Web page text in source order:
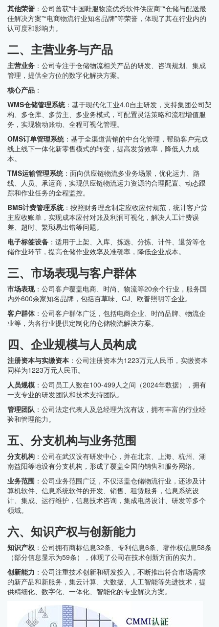
其他荣誉 ：公司曾获“中国鞋服物流优秀软件供应商”“仓储与配送最
佳解决方案”“电商物流行业知名品牌”等荣誉，体现了其在行业内的
认可度和影响力。
二、主营业务与产品
主营业务 ：公司专注于仓储物流相关产品的研发、咨询规划、集成
管理，提供全方位的数字化解决方案。
核心产品 ：
WMS仓储管理系统：基于现代化工业4.0自主研发，支持集团公司架
构、多仓库、多货主、多业务模式，可配置灵活策略和流程增值服
务，实现物动账动、全程可视化管理。
OMS订单管理系统：基于全渠道营销的中台化管理，帮助客户完成
线上线下一体化新零售模式的转变，提高发货效率，降低人力成
本。
TMS运输管理系统：面向供应链物流多业务场景，优化运力、路
线、人员、承运商，实现供应链物流运力资源的合理配置、动态跟
踪和作业任务的全程监控。
BMS计费管理系统：按照财务理念制定应收应付规范，统计客户货
主应收账单，实现成本应付对账及利润可视化，解决人工计费误
差、超时、繁琐易出错等问题。
电子标签设备 ：适用于上架、入库、拣选、分拣、计件、退货等仓
储作业环节，提高仓储作业效率及准确率，降低企业成本。
三、市场表现与客户群体
市场表现：公司客户覆盖电商、时尚、物流等20余个行业，服务国
内外600余家知名品牌，包括百草味、CJ、欧普照明等企业。
客户群体：公司客户群体广泛，包括电商企业、时尚品牌、物流企
业等，为各行业提供定制化的仓储物流解决方案。
四、企业规模与人员构成
注册资本与实缴资本 ：公司注册资本为1223万元人民币，实缴资本
同样为1223万元人民币。
人员规模 ：公司员工人数在100-499人之间（2024年数据），拥有
一支专业的研发团队和技术支持团队。
管理团队 ：公司法定代表人及总经理为沈有波，拥有丰富的行业经
验和管理能力。
五、分支机构与业务范围
分支机构 ：公司在武汉设有研发中心，并在北京、上海、杭州、湖
南益阳等地设有分支机构，形成了覆盖全国的销售和服务网络。
业务范围 ：公司业务范围广泛，不仅涵盖仓储物流行业，还涉及计
算机软件、信息系统软件的开发、销售、租赁服务，信息系统设
计、集成、运行维护，信息技术咨询，集成电路设计、研发等多个
领域。
六、知识产权与创新能力
知识产权 ：公司拥有商标信息32条、专利信息6条、著作权信息58条
（部分信息显示为59条），体现了公司在技术创新方面的实力。
创新能力 ：公司注重技术创新和研发投入，不断推出符合市场需求
的新产品和新服务，集云计算、大数据、人工智能等先进技术，提
供精细化、数字化、一体化、智能化的专业解决方案。